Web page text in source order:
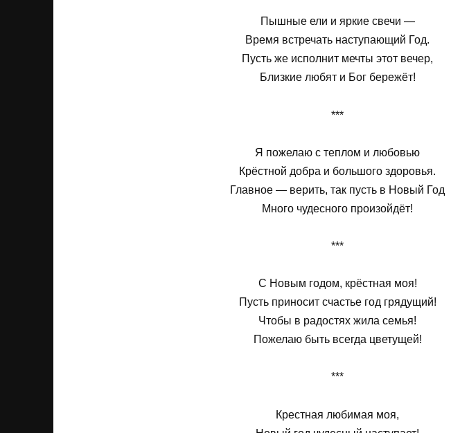
Пышные ели и яркие свечи —
Время встречать наступающий Год.
Пусть же исполнит мечты этот вечер,
Близкие любят и Бог бережёт!
***
Я пожелаю с теплом и любовью
Крёстной добра и большого здоровья.
Главное — верить, так пусть в Новый Год
Много чудесного произойдёт!
***
С Новым годом, крёстная моя!
Пусть приносит счастье год грядущий!
Чтобы в радостях жила семья!
Пожелаю быть всегда цветущей!
***
Крестная любимая моя,